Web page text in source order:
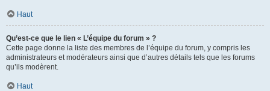
Haut
Qu’est-ce que le lien « L’équipe du forum » ?
Cette page donne la liste des membres de l’équipe du forum, y compris les
administrateurs et modérateurs ainsi que d’autres détails tels que les forums
qu’ils modèrent.
Haut